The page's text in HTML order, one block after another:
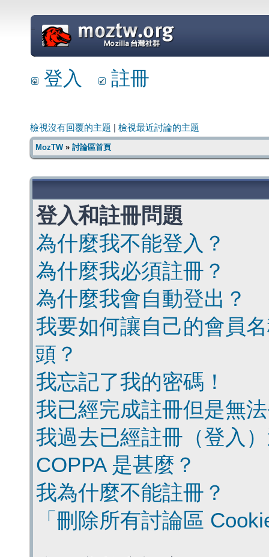
=
登入 註冊
檢視沒有回覆的主題 檢視最近討論的主題
MozTW» 討論區首頁
登入和註冊問題
為什麼我不能登入？
為什麼我必須註冊？
為什麼我會自動登出？
我要如何讓自己的會員
頭？
我忘記了我的密碼！
我已經完成註冊但是無
我過去已經註冊（登入
COPPA 是甚麼？
我為什麼不能註冊？
「刪除所有討論區